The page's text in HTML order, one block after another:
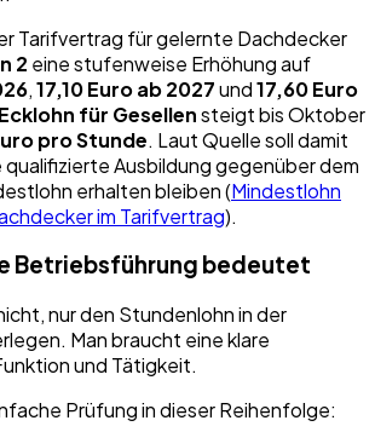
Tarifvertrag für gelernte Dachdecker
2 eine stufenweise Erhöhung auf
,17,10 Euro ab 2027und17,60 Euro
Ecklohn für Gesellensteigt bis Oktober
pro Stunde. Laut Quelle soll damit
qualifizierte Ausbildung gegenüber dem
erhalten bleiben (Mindestlohn
im Tarifvertrag).
Betriebsführung bedeutet
nur den Stundenlohn in der
Man braucht eine klare
und Tätigkeit.
Prüfung in dieser Reihenfolge: